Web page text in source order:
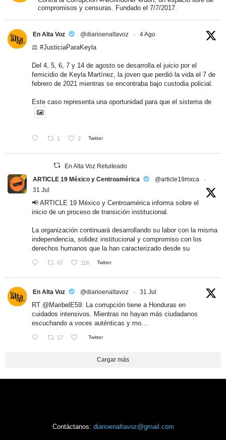
compromisos y censuras. Fundado el 7/7/2017.
En Alta Voz @diarioenaltavoz · 4 Ago
⚖️ #JusticiaParaKeyla
Del 4, 5, 6, 7 y 14 de agosto se desarrolla el juicio por el
femicidio de Keyla Martínez, la joven que perdió la vida el 7 de
febrero de 2021 mientras se encontraba bajo custodia policial.
Este caso representa una oportunidad para que el sistema de
1 2 Twitter
En Alta Voz Retuiteado
ARTICLE 19 México y Centroamérica
@article19mxca
·
31 Jul
📢 ARTICLE 19 México y Centroamérica informa sobre el
inicio de un proceso de transición institucional.
La organización continuará desarrollando su labor con la misma
independencia, solidez institucional y compromiso con los
derechos humanos que la han caracterizado desde su
67 116 Twitter
En Alta Voz @diarioenaltavoz · 31 Jul
RT @MaribelE59: La corrupción tiene a Honduras en
cuidados intensivos. Mientras no hayan más ciudadanos
escuchando a voces auténticas y mo…
17 Twitter
Cargar más
Contáctanos: diarioenaltavoz@gmail.com